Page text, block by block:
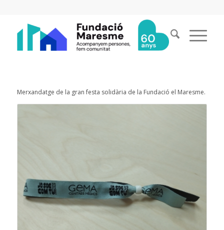
Merxandatge de la gran festa solidària de la Fundació el Maresme.